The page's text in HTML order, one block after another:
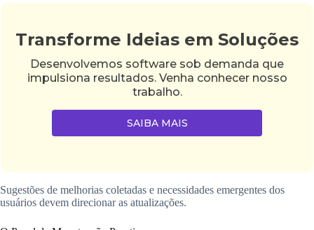
Transforme Ideias em Soluções
Desenvolvemos software sob demanda que
impulsiona resultados. Venha conhecer nosso
trabalho.
SAIBA MAIS
Sugestões de melhorias coletadas e necessidades emergentes dos
usuários devem direcionar as atualizações.